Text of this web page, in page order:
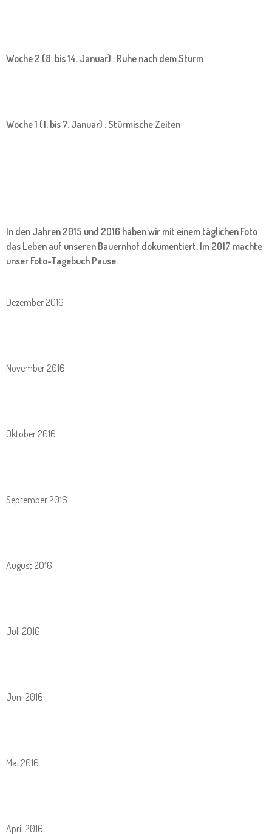
Woche 2 (8. bis 14. Januar) : Ruhe nach dem Sturm
Woche 1 (1. bis 7. Januar) : Stürmische Zeiten
In den Jahren 2015 und 2016 haben wir mit einem täglichen Foto
das Leben auf unseren Bauernhof dokumentiert. Im 2017 machte
unser Foto-Tagebuch Pause.
Dezember 2016
November 2016
Oktober 2016
September 2016
August 2016
Juli 2016
Juni 2016
Mai 2016
April 2016